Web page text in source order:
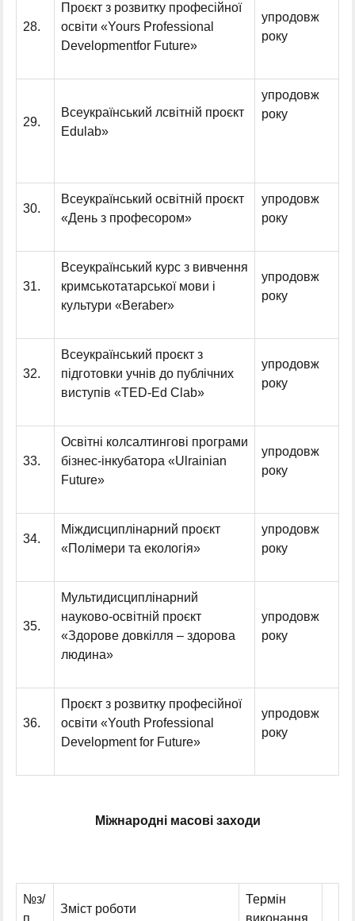
28.
Проєкт з розвитку професійної
освіти «Yours Professional
Developmentfor Future»
упродовж
року
29.
Всеукраїнський лсвітній проєкт
Edulab»
упродовж
року
30.
Всеукраїнський освітній проєкт
«День з професором»
упродовж
року
31.
Всеукраїнський курс з вивчення
кримськотатарської мови і
культури «Beraber»
упродовж
року
32.
Всеукраїнський проєкт з
підготовки учнів до публічних
виступів «TED-Ed Clab»
упродовж
року
33.
Освітні колсалтингові програми
бізнес-інкубатора «Ulrainian
Future»
упродовж
року
34.
Міждисциплінарний проєкт
«Полімери та екологія»
упродовж
року
35.
Мультидисциплінарний
науково-освітній проєкт
«Здорове довкілля – здорова
людина»
упродовж
року
36.
Проєкт з розвитку професійної
освіти «Youth Professional
Development for Future»
упродовж
року
Міжнародні масові заходи
№з/
п
Зміст роботи
Термін
виконання